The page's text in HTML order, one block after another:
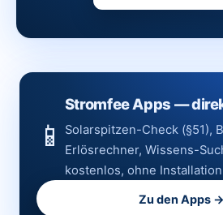
📱
Stromfee Apps —
Solarspitzen-Check (§51),
Erlösrechner, Wissens-
kostenlos, ohne
Zu den Apps →